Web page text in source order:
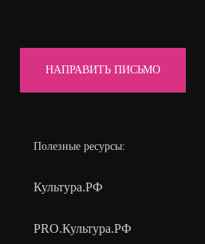
НАПРАВИТЬ ПИСЬМО
Полезные ресурсы:
Культура.РФ
PRO.Культура.РФ